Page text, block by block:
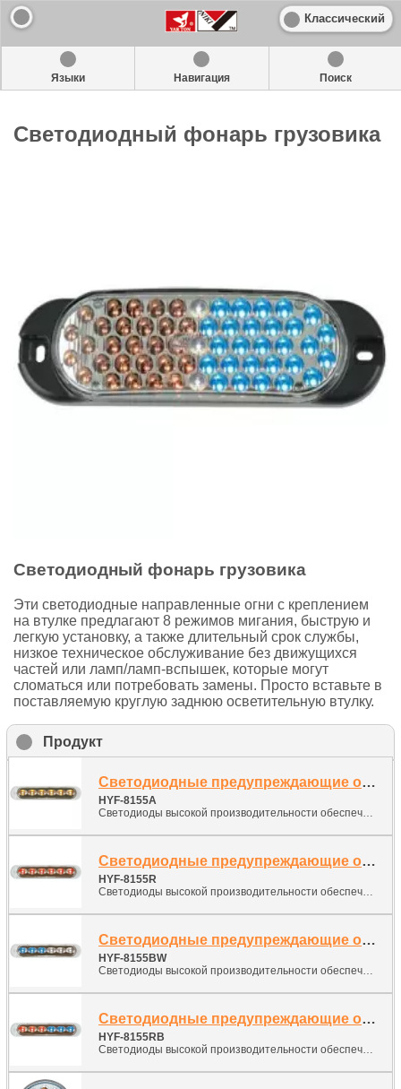
Классический
Языки Навигация Поиск
Светодиодный фонарь грузовика
Светодиодный фонарь грузовика
Эти светодиодные направленные огни с креплением
на втулке предлагают 8 режимов мигания, быструю и
легкую установку, а также длительный срок службы,
низкое техническое обслуживание без движущихся
частей или ламп/ламп-вспышек, которые могут
сломаться или потребовать замены. Просто вставьте в
поставляемую круглую заднюю осветительную втулку.
Продукт
Светодиодные предупреждающие огни-стробоскопы
HYF-8155A
Светодиоды высокой производительности обеспечивают первоочередным службам и рабочим грузовикам превосходные возможности вспомогательного предупреждения.
Светодиодные предупреждающие огни-стробоскопы
HYF-8155R
Светодиоды высокой производительности обеспечивают первоочередным службам и рабочим грузовикам превосходные возможности вспомогательного предупреждения.
Светодиодные предупреждающие огни-стробоскопы
HYF-8155BW
Светодиоды высокой производительности обеспечивают первоочередным службам и рабочим грузовикам превосходные возможности вспомогательного предупреждения.
Светодиодные предупреждающие огни-стробоскопы
HYF-8155RB
Светодиоды высокой производительности обеспечивают первоочередным службам и рабочим грузовикам превосходные возможности вспомогательного предупреждения.